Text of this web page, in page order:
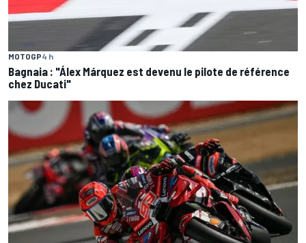
MOTOGP4 h
Bagnaia : "Álex Márquez est devenu le pilote de référence
chez Ducati"